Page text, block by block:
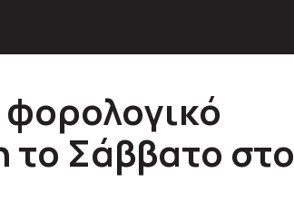
φορολογικό
το Σάββατο στο